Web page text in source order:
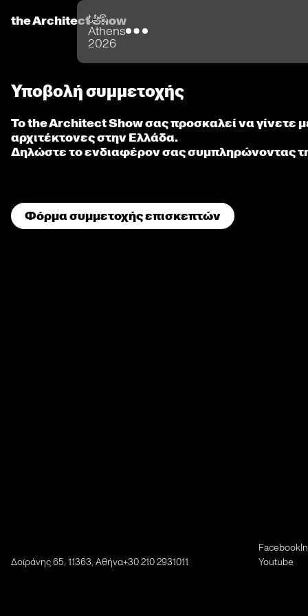
the Architect Show
tAS
Athens
2026
Υποβολή συμμετοχής
Το the Architect Show σας προσκαλεί να γίνετε
αρχιτέκτονες στην Ελλάδα.
Δηλώστε το ενδιαφέρον σας συμπληρώνοντας
Φόρμα συμμετοχής επισκεπτών
Δοϊράνης 65, 11363, Αθήνα+30 210 2931011
Facebook
Youtube